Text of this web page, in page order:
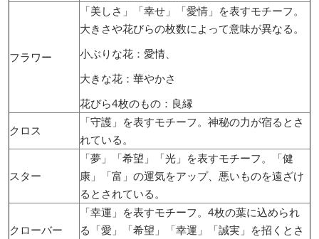
フラワー
「美しさ」「幸せ」「愛情」を表すモチーフ。
大きさや花びらの枚数によって意味が異なる。
小ぶりな花：愛情、
大きな花：華やかさ
花びら4枚のもの：良縁
クロス
「守護」を表すモチーフ。神秘の力が宿るとさ
れている。
スター
「夢」「希望」「光」を表すモチーフ。「健
康」「富」の運気をアップ、悪いものを遠ざけ
るとされている。
クローバー
「幸運」を表すモチーフ。4枚の葉に込められ
る「愛」「希望」「幸運」「誠実」を招くとさ